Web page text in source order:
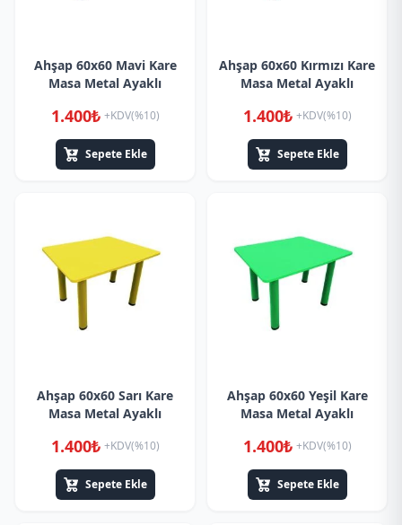
Ahşap 60x60 Mavi Kare
Masa Metal Ayaklı
1.400₺ +KDV(%10)
Sepete Ekle
Ahşap 60x60 Kırmızı Kare
Masa Metal Ayaklı
1.400₺ +KDV(%10)
Sepete Ekle
Ahşap 60x60 Sarı Kare
Masa Metal Ayaklı
1.400₺ +KDV(%10)
Sepete Ekle
Ahşap 60x60 Yeşil Kare
Masa Metal Ayaklı
1.400₺ +KDV(%10)
Sepete Ekle